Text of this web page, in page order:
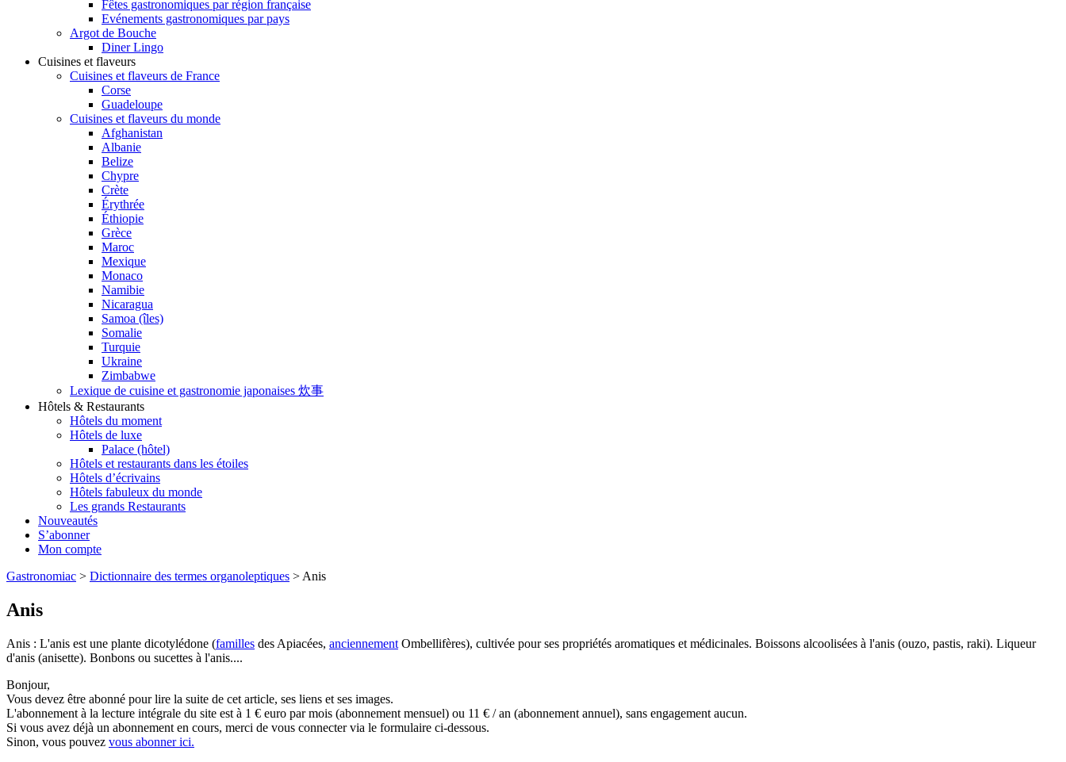
Fêtes gastronomiques par région française
Evénements gastronomiques par pays
Argot de Bouche
Diner Lingo
Cuisines et flaveurs
Cuisines et flaveurs de France
Corse
Guadeloupe
Cuisines et flaveurs du monde
Afghanistan
Albanie
Belize
Chypre
Crète
Érythrée
Éthiopie
Grèce
Maroc
Mexique
Monaco
Namibie
Nicaragua
Samoa (îles)
Somalie
Turquie
Ukraine
Zimbabwe
Lexique de cuisine et gastronomie japonaises 炊事
Hôtels & Restaurants
Hôtels du moment
Hôtels de luxe
Palace (hôtel)
Hôtels et restaurants dans les étoiles
Hôtels d’écrivains
Hôtels fabuleux du monde
Les grands Restaurants
Nouveautés
S’abonner
Mon compte
Gastronomiac > Dictionnaire des termes organoleptiques > Anis
Anis
Anis : L'anis est une plante dicotylédone (familles des Apiacées, anciennement Ombellifères), cultivée pour ses propriétés aromatiques et médicinales. Boissons alcoolisées à l'anis (ouzo, pastis, raki). Liqueur
d'anis (anisette). Bonbons ou sucettes à l'anis....
Bonjour,
Vous devez être abonné pour lire la suite de cet article, ses liens et ses images.
L'abonnement à la lecture intégrale du site est à 1 € euro par mois (abonnement mensuel) ou 11 € / an (abonnement annuel), sans engagement aucun.
Si vous avez déjà un abonnement en cours, merci de vous connecter via le formulaire ci-dessous.
Sinon, vous pouvez vous abonner ici.